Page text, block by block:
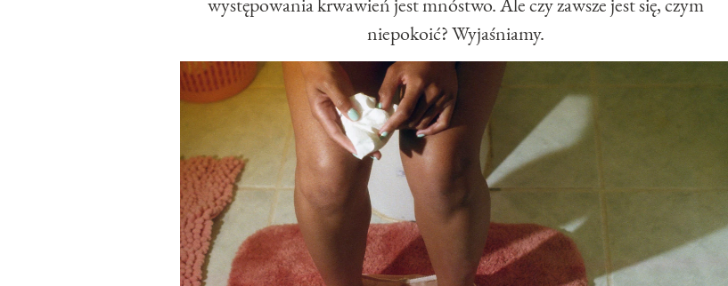
niepokoić? Wyjaśniamy.